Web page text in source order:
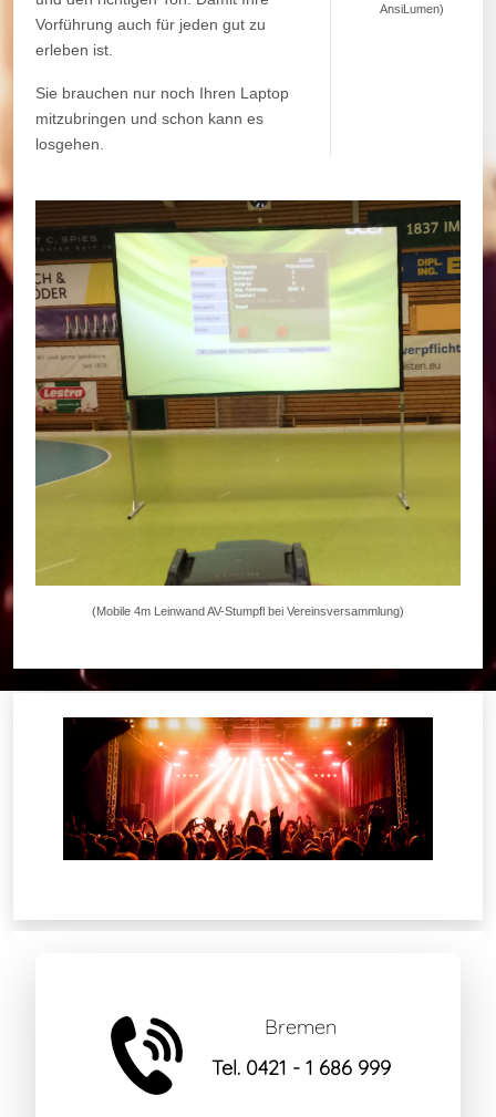
Vorführung auch für jeden gut zu
erleben ist.
Sie brauchen nur noch Ihren Laptop
mitzubringen und schon kann es
losgehen.
AnsiLumen)
(Mobile 4m Leinwand AV-Stumpfl bei Vereinsversammlung)
Bremen
Tel. 0421 - 1 686 999